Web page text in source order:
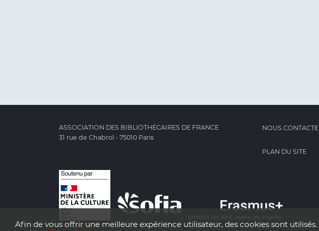
Afin de vous offrir une meilleure expérience utilisateur, des cookies sont
ASSOCIATION DES BIBLIOTHÉCAIRES DE FRANCE
31 rue de Chabrol - 75010 Paris
NOUS
PLAN DU SITE